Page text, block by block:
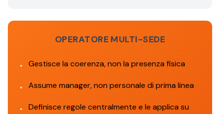
OPERATORE MULTI-SEDE
• Gestisce la coerenza, non la presenza fisica
• Assume manager, non personale di prima linea
•
Definisce regole centralmente e le applica su